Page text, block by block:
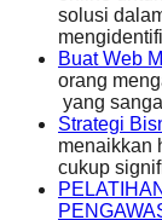
solusi
Buat Web
orang
yang
Strategi
menaikkan
cukup